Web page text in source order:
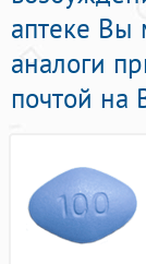
аптеке Вы
аналоги
почтой на